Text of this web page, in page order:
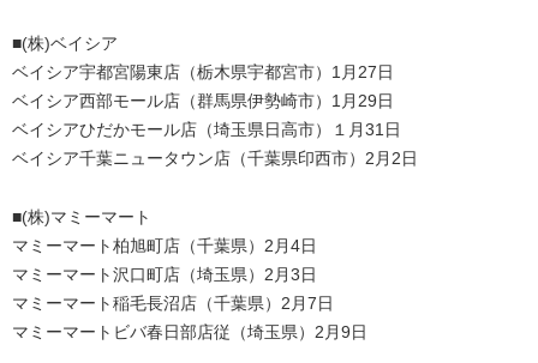
■(株)ベイシア
ベイシア宇都宮陽東店（栃木県宇都宮市）1月27日
ベイシア西部モール店（群馬県伊勢崎市）1月29日
ベイシアひだかモール店（埼玉県日高市）１月31日
ベイシア千葉ニュータウン店（千葉県印西市）2月2日
■(株)マミーマート
マミーマート柏旭町店（千葉県）2月4日
マミーマート沢口町店（埼玉県）2月3日
マミーマート稲毛長沼店（千葉県）2月7日
マミーマートビバ春日部店従（埼玉県）2月9日